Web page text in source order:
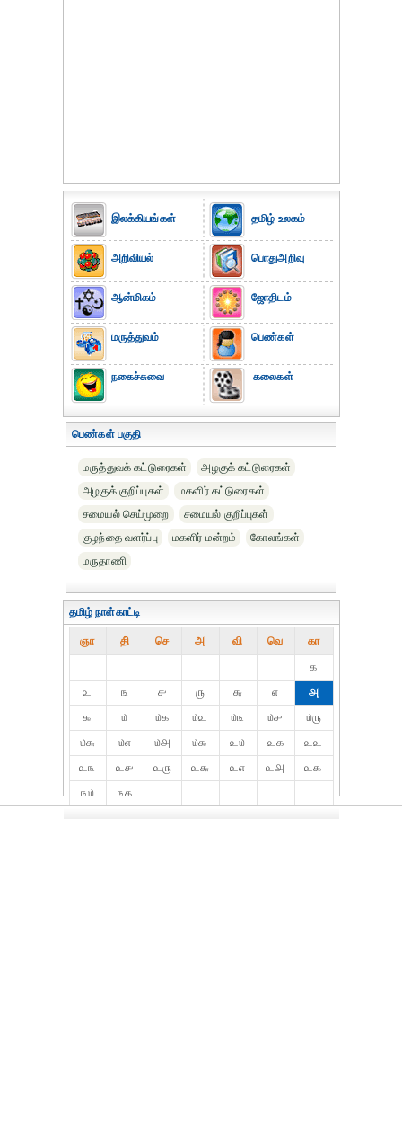
இலக்கியங்கள்
அறிவியல்
ஆன்மிகம்
மருத்துவம்
நகைச்சுவை
தமிழ் உலகம்
பொதுஅறிவு
ஜோதிடம்
பெண்கள்
கலைகள்
பெண்கள் பகுதி
மருத்துவக் கட்டுரைகள்
அழகுக் கட்டுரைகள்
அழகுக் குறிப்புகள்
மகளிர் கட்டுரைகள்
சமையல் செய்முறை
சமையல் குறிப்புகள்
குழந்தை வளர்ப்பு
மகளிர் மன்றம்
கோலங்கள்
மருதாணி
தமிழ் நாள்காட்டி
ஞா தி் செ அ வி வெ கா
௧
௨
௩ ௪ ௫ ௬ ௭
௮
௯
௰ ௰௧ ௰௨ ௰௩ ௰௪
௰௫
௰௬
௰௭ ௰௮ ௰௯ ௨௰ ௨௧
௨௨
௨௩
௨௪ ௨௫ ௨௬ ௨௭ ௨௮
௨௯
௩௰
௩௧